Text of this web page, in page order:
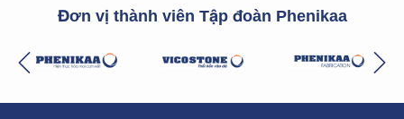
Đơn vị thành viên Tập đoàn Phenikaa